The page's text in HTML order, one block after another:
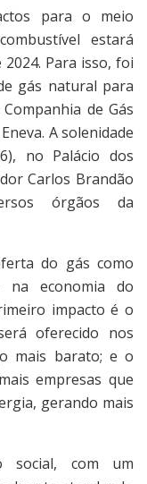
para o meio
estará
Para isso, foi
gás natural para
de Gás
A solenidade
no Palácio dos
Carlos Brandão
órgãos da
do gás como
na economia do
impacto é o
oferecido nos
mais barato; e o
empresas que
gerando mais
social, com um